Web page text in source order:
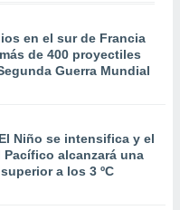
en el sur de Francia
de 400 proyectiles
Guerra Mundial
Niño se intensifica y el
Pacífico alcanzará una
a los 3 ºC